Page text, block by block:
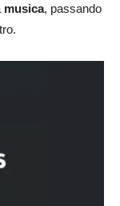
musica, passando